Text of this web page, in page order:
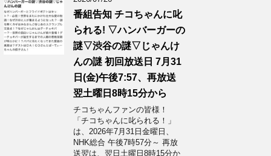
番組告知 チコちゃんに叱
られる! ▽ハンバーガーの
謎▽渋谷の謎▽じゃんけ
んの謎 初回放送日 7月31
日(金)午後7:57、再放送
翌土曜日8時15分から
チコちゃんファンの皆様！
「チコちゃんに叱られる！」​
は、2026年7月31日金曜日、
NHK総合 午後7時57分～ 再放
送翌は、翌日土曜日8時15分か